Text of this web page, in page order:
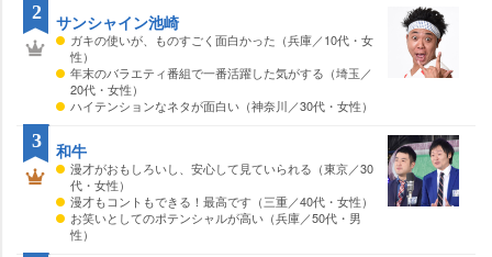
サンシャイン池崎
ガキの使いが、ものすごく面白かった（兵庫／10代・女
性）
年末のバラエティ番組で一番活躍した気がする（埼玉／
20代・女性）
ハイテンションなネタが面白い（神奈川／30代・女性）
2
和牛
漫才がおもしろいし、安心して見ていられる（東京／30
代・女性）
漫才もコントもできる！最高です（三重／40代・女性）
お笑いとしてのポテンシャルが高い（兵庫／50代・男
性）
3